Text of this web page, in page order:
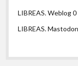
LIBREAS. Weblog0
LIBREAS. Mastodon